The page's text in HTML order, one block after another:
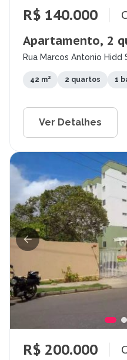
R$ 140.000
Apartamento, 2
Rua Marcos Antonio Hidd
42 m² 2 quartos 1
Ver Detalhes
R$ 200.000